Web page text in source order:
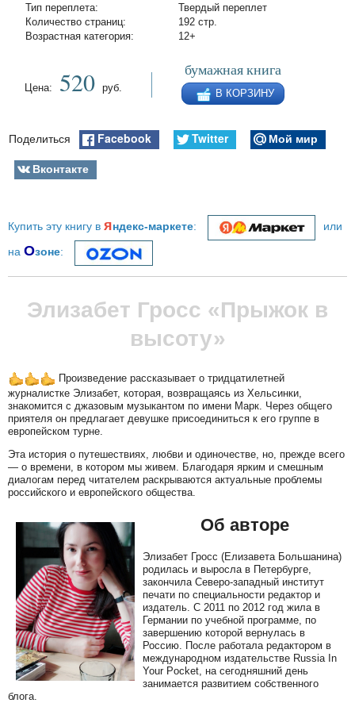
Тип переплета:
Твердый переплет
Количество страниц:
192 стр.
Возрастная категория:
12+
Цена: 520 руб.
бумажная книга
В КОРЗИНУ
Поделиться Facebook Twitter
Мой мир
Вконтакте
Купить эту книгу в яндекс-маркете: или
на Озоне:
Элизабет Гросс «Прыжок в
высоту»
Произведение рассказывает о тридцатилетней
журналистке Элизабет, которая, возвращаясь из Хельсинки,
знакомится с джазовым музыкантом по имени Марк. Через общего
приятеля он предлагает девушке присоединиться к его группе в
европейском турне.
Эта история о путешествиях, любви и одиночестве, но, прежде всего
— о времени, в котором мы живем. Благодаря ярким и смешным
диалогам перед читателем раскрываются актуальные проблемы
российского и европейского общества.
Об авторе
Элизабет Гросс (Елизавета Большанина)
родилась и выросла в Петербурге,
закончила Северо-западный институт
печати по специальности редактор и
издатель. С 2011 по 2012 год жила в
Германии по учебной программе, по
завершению которой вернулась в
Россию. После работала редактором в
международном издательстве Russia In
Your Pocket, на сегодняшний день
занимается развитием собственного
блога.